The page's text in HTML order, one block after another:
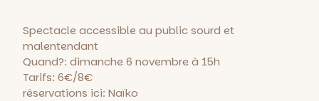
Spectacle accessible au public sourd et
malentendant
Quand?: dimanche 6 novembre à 15h
Tarifs: 6€/8€
réservations ici: Naïko